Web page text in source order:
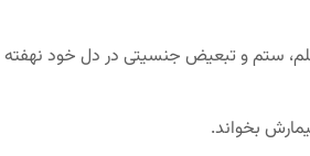
ستم و تبعیض جنسیتی در دل خود
بخواند.